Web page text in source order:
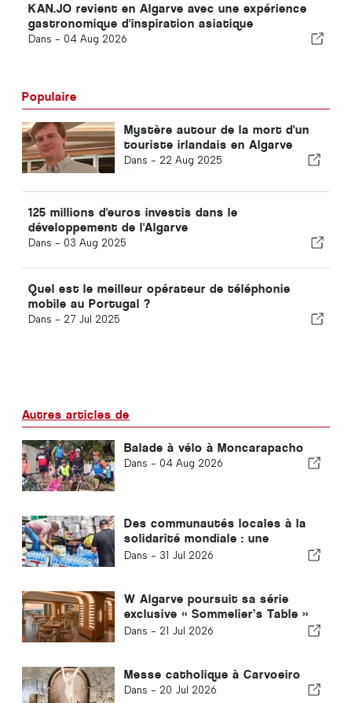
KAN.JO revient en Algarve avec une expérience
gastronomique d'inspiration asiatique
Dans - 04 Aug 2026
Populaire
Mystère autour de la mort d'un
touriste irlandais en Algarve
Dans - 22 Aug 2025
125 millions d'euros investis dans le
développement de l'Algarve
Dans - 03 Aug 2025
Quel est le meilleur opérateur de téléphonie
mobile au Portugal ?
Dans - 27 Jul 2025
Autres articles de
Balade à vélo à Moncarapacho
Dans - 04 Aug 2026
Des communautés locales à la
solidarité mondiale : une
réponse collective après les
Dans - 31 Jul 2026
W Algarve poursuit sa série
exclusive « Sommelier’s Table »
avec Buçaco
Dans - 21 Jul 2026
Messe catholique à Carvoeiro
Dans - 20 Jul 2026